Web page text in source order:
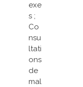
exe
s ;
Co
nsu
ltati
ons
de
mal